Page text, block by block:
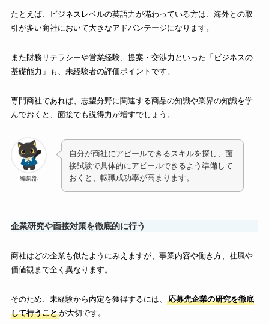
たとえば、ビジネスレベルの英語力が備わっている方は、海外との取
引が多い商社において大きなアドバンテージになります。
また財務リテラシーや営業経験、提案・交渉力といった「ビジネスの
基礎能力」も、未経験者の評価ポイントです。
専門商社であれば、志望分野に関連する商品の知識や業界の知識を学
んでおくと、面接でも説得力が増すでしょう。
編集部
自分が商社にアピールできるスキルを探し、面
接試験で具体的にアピールできるよう準備して
おくと、転職成功率が高まります。
企業研究や面接対策を徹底的に行う
商社はどの企業も似たようにみえますが、事業内容や働き方、社風や
価値観まで全く異なります。
そのため、未経験から内定を獲得するには、
応募先企業の研究を徹底
して行うことが大切です。